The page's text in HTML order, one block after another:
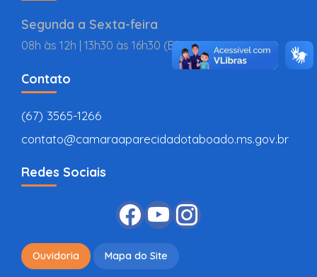
Segunda a Sexta-feira
08h às 12h | 13h30 às 16h30 (BR
Contato
(67) 3565-1266
contato@camaraaparecidadotaboado.ms.gov.br
Redes Sociais
Ouvidoria Mapa do Site